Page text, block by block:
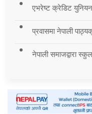
एभरेष्ट क्रेडिट
प्रवासमा नेपाली
नेपाली समाजद्वारा